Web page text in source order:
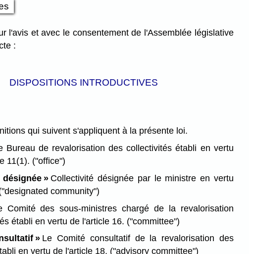
l'avis et avec le consentement de l'Assemblée législative
:
DISPOSITIONS INTRODUCTIVES
qui suivent s'appliquent à la présente loi.
Bureau de revalorisation des collectivités établi en vertu
11(1). ("office")
» Collectivité désignée par le ministre en vertu
community")
Comité des sous-ministres chargé de la revalorisation
établi en vertu de l'article 16. ("committee")
» Le Comité consultatif de la revalorisation des
en vertu de l'article 18. ("advisory committee")